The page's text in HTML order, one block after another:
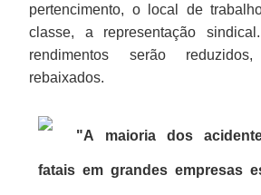
pertencimento, o local de
classe, a representação
rendimentos serão
rebaixados.
"A maioria dos
fatais em grandes empresas